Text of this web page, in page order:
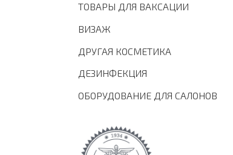
ТОВАРЫ ДЛЯ ВАКСАЦИИ
ВИЗАЖ
ДРУГАЯ КОСМЕТИКА
ДЕЗИНФЕКЦИЯ
ОБОРУДОВАНИЕ ДЛЯ САЛОНОВ